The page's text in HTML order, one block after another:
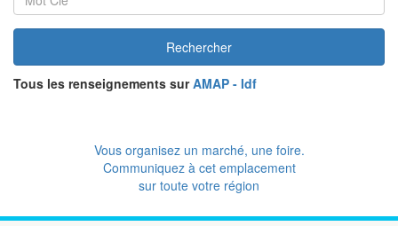
Rechercher
Tous les renseignements surAMAP - Idf
Vous organisez un marché, une foire.
Communiquez à cet emplacement
sur toute votre région